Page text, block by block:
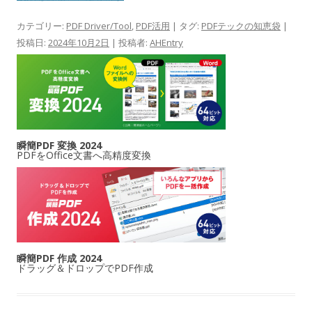
カテゴリー: PDF Driver/Tool PDF活用 | タグ: PDFテックの知恵袋 |
投稿日: 2024年10月2日 | 投稿者: AHEntry
瞬簡PDF 変換 2024
PDFをOffice文書へ高精度変換
瞬簡PDF 作成 2024
ドラッグ＆ドロップでPDF作成